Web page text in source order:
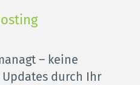
– keine
durch Ihr